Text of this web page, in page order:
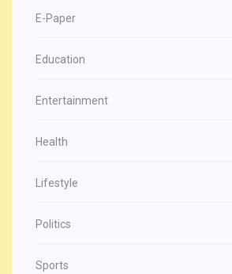
E-Paper
Education
Entertainment
Health
Lifestyle
Politics
Sports